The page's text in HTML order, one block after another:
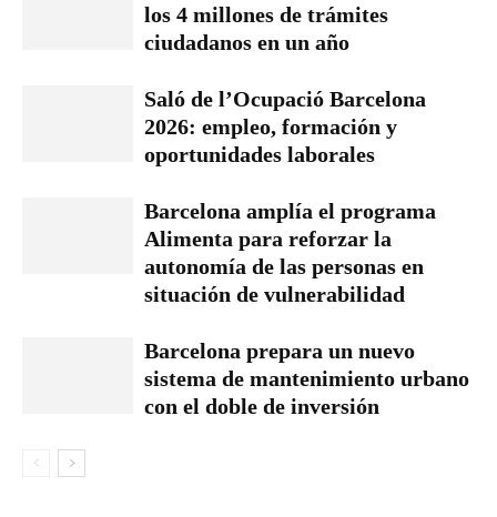
los 4 millones de trámites
ciudadanos en un año
Saló de l’Ocupació Barcelona
2026: empleo, formación y
oportunidades laborales
Barcelona amplía el programa
Alimenta para reforzar la
autonomía de las personas en
situación de vulnerabilidad
Barcelona prepara un nuevo
sistema de mantenimiento urbano
con el doble de inversión